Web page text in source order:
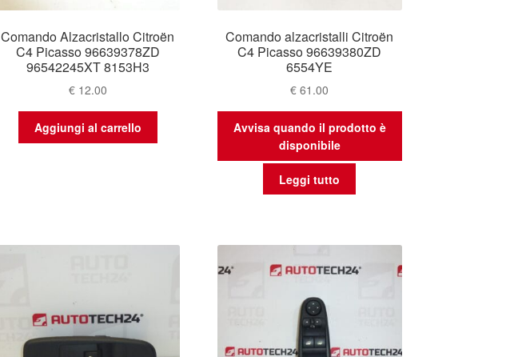
Comando Alzacristallo Citroën
C4 Picasso 96639378ZD
96542245XT 8153H3
€12.00
Aggiungi al carrello
Comando alzacristalli Citroën
C4 Picasso 96639380ZD
6554YE
€ 61.00
Avvisa quando il prodotto è
disponibile
Leggi tutto